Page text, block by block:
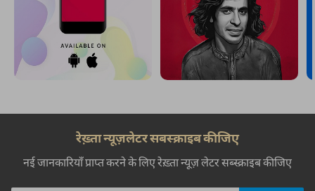
रेख़्ता न्यूज़लेटर सबस्क्राइब कीजिए
नई जानकारियाँ प्राप्त करने के लिए रेख़्ता न्यूज़ लेटर सब्स्क्राइब कीजिए